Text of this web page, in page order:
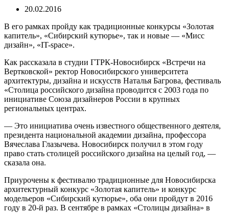
20.02.2016
В его рамках пройду как традиционные конкурсы «Золотая
капитель», «Сибирский кутюрье», так и новые — «Мисс
дизайн», «IT-space».
Как рассказала в студии ГТРК-Новосибирск «Встречи на
Вертковской» ректор Новосибирского университета
архитектуры, дизайна и искусств Наталья Багрова, фестиваль
«Столица российского дизайна проводится с 2003 года по
инициативе Союза дизайнеров России в крупных
региональных центрах.
— Это инициатива очень известного общественного деятеля,
президента национальной академии дизайна, профессора
Вячеслава Глазычева. Новосибирск получил в этом году
право стать столицей российского дизайна на целый год, —
сказала она.
Приурочены к фестивалю традиционные для Новосибирска
архитектурный конкурс «Золотая капитель» и конкурс
модельеров «Сибирский кутюрье», оба они пройдут в 2016
году в 20-й раз. В сентябре в рамках «Столицы дизайна» в